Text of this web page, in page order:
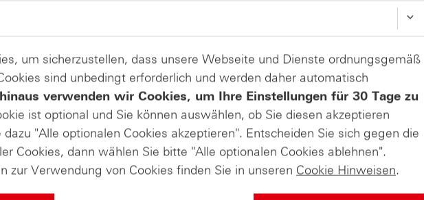
WTI legten im Wochenverlauf leicht zu. Der WTI-Crude-Future
88,50 USD und stieg zwischenzeitlich bis auf etwa 97 USD.
sich diese Woche allerdings ruhiger und kletterte im Verlauf
Produkte auf
WTI Crude Future
um sicherzustellen, dass unsere Webseite und Dienste ordnungsgemäß
sind unbedingt erforderlich und werden daher automatisch
verwenden wir Cookies, um Ihre Einstellungen für 30 Tage zu
ist optional und Sie können auswählen, ob Sie diesen akzeptieren
"Alle optionalen Cookies akzeptieren". Entscheiden Sie sich gegen die
Cookies, dann wählen Sie bitte "Alle optionalen Cookies ablehnen".
zur Verwendung von Cookies finden Sie in unseren Cookie Hinweisen.